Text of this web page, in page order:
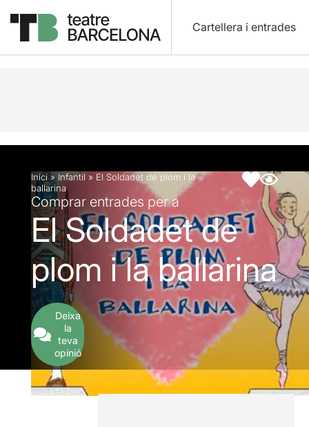
Cartellera i entrades
Descripció Fitxa artística Fotos i vídeos
Inici»Infantil » El Soldadet de plom i la
ballarina
Comprar entrades per a
El Soldadet de
plom i la ballarina
Deixa
la
teva
opinió